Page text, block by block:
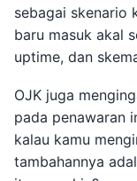
sebagai skenario
baru masuk akal
uptime, dan
OJK juga
pada penawaran
kalau kamu
tambahannya